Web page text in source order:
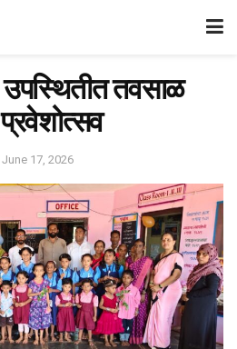
उपस्थितीत तवसाळ
प्रवेशोत्सव
June 17, 2026